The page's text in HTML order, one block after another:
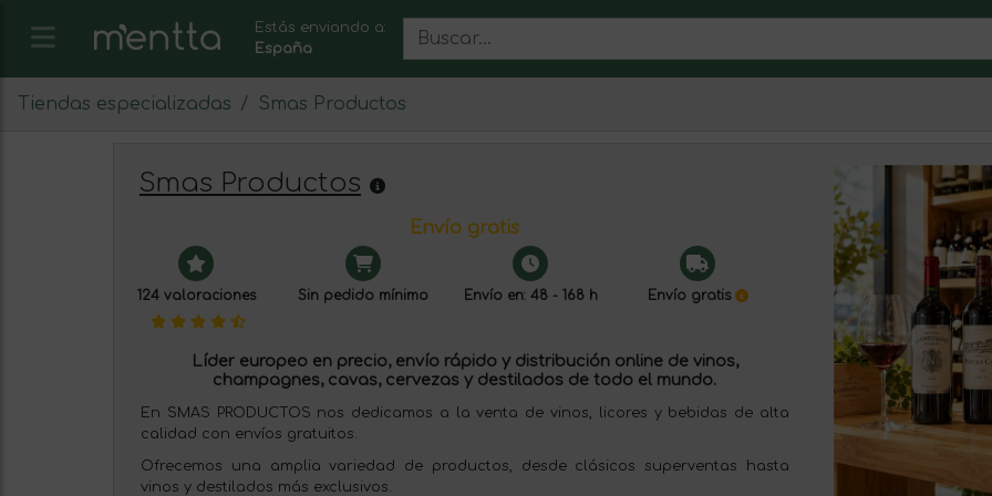
Estás enviando a:
España
Tiendas especializadas Smas Productos
Smas Productos
Envío gratis
124 valoraciones Sin pedido mínimo Envío en: 48 - 168 h Envío gratis
Líder europeo en precio, envío rápido y distribución online de vinos,
champagnes, cavas, cervezas y destilados de todo el mundo.
En SMAS PRODUCTOS nos dedicamos a la venta de vinos, licores y bebidas de alta
calidad con envíos gratuitos.
Ofrecemos una amplia variedad de productos, desde clásicos superventas hasta
vinos y destilados más exclusivos.